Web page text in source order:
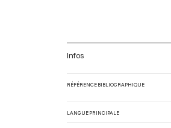
Infos
RÉFÉRENCE BIBLIOGRAPHIQUE
LANGUE PRINCIPALE